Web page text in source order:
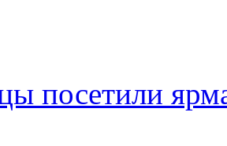
посетили